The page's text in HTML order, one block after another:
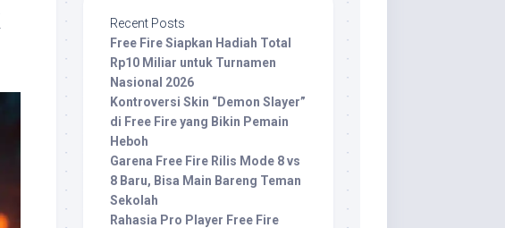
Recent Posts
Free Fire Siapkan Hadiah Total
Rp10 Miliar untuk Turnamen
Nasional 2026
Kontroversi Skin “Demon Slayer”
di Free Fire yang Bikin Pemain
Heboh
Garena Free Fire Rilis Mode 8 vs
8 Baru, Bisa Main Bareng Teman
Sekolah
Rahasia Pro Player Free Fire